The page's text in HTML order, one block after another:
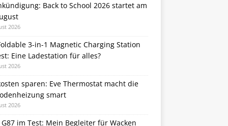
Back to School 2026 startet am
2026
3-in-1 Magnetic Charging Station
Eine Ladestation für alles?
2026
sparen: Eve Thermostat macht die
smart
2026
im Test: Mein Begleiter für Wacken